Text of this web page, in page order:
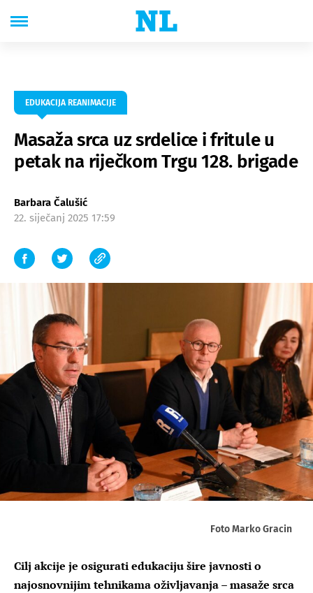
EDUKACIJA REANIMACIJE
Masaža srca uz srdelice i fritule u
petak na riječkom Trgu 128. brigade
Barbara Čalušić
22. siječanj 2025 17:59
Foto Marko Gracin
Cilj akcije je osigurati edukaciju šire javnosti o
najosnovnijim tehnikama oživljavanja – masaže srca